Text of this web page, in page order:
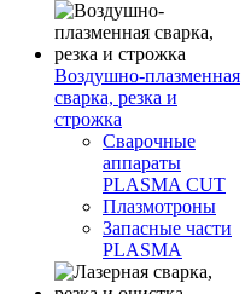
Воздушно-плазменная
сварка, резка и
строжка
Сварочные
аппараты
PLASMA CUT
Плазмотроны
Запасные части
PLASMA